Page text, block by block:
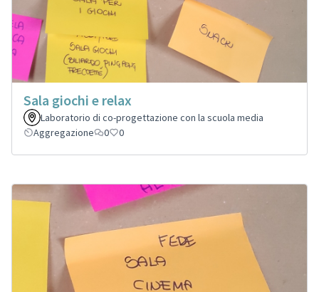
Sala giochi e relax
Laboratorio di co-progettazione con la scuola media
Aggregazione
0 0